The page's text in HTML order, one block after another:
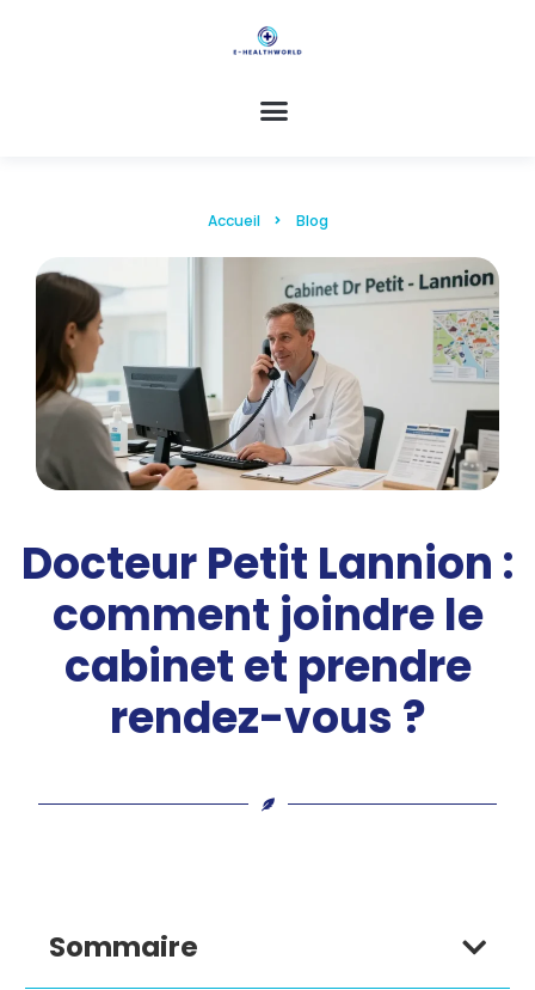
Accueil Blog
Docteur Petit Lannion :
comment joindre le
cabinet et prendre
rendez-vous ?
Sommaire